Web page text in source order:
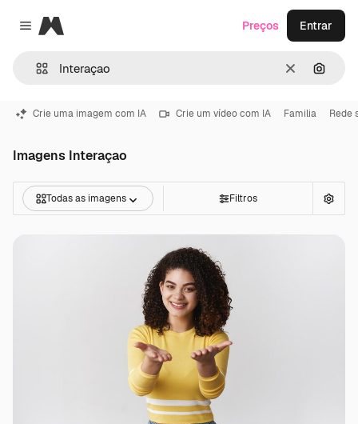
Close menu
Magnific
Limpar
Preços Entrar
Crie uma imagem com IA Crie um vídeo com IA Familia Rede
Imagens Interaçao
Todas as imagens Filtros